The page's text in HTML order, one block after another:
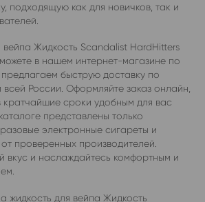
подходящую как для новичков, так и
вейпа Жидкость Scandalist HardHitters
в нашем интернет-магазине по
быструю доставку по
России. Оформляйте заказ онлайн,
кратчайшие сроки удобным для вас
представлены только
электронные сигареты и
проверенных производителей.
вкус и наслаждайтесь комфортным и
жидкость для вейпа Жидкость